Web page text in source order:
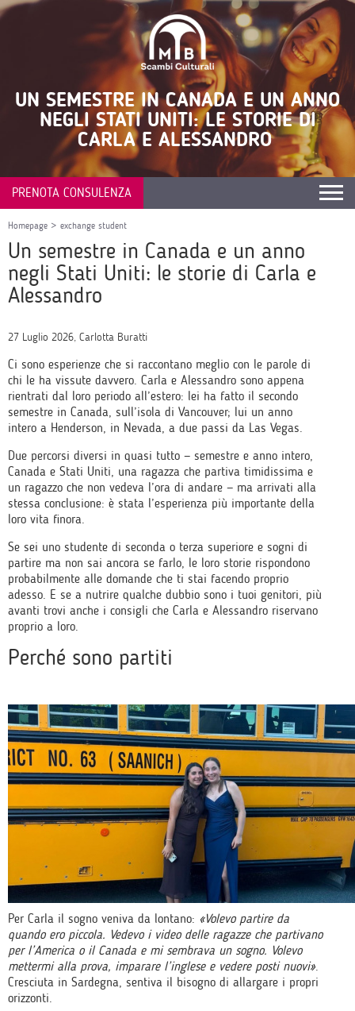
UN SEMESTRE IN CANADA E UN ANNO
NEGLI STATI UNITI: LE STORIE DI
CARLA E ALESSANDRO
PRENOTA CONSULENZA
Homepage > exchange student
Un semestre in Canada e un anno
negli Stati Uniti: le storie di Carla e
Alessandro
27 Luglio 2026, Carlotta Buratti
Ci sono esperienze che si raccontano meglio con le parole di
chi le ha vissute davvero. Carla e Alessandro sono appena
rientrati dal loro periodo all’estero: lei ha fatto il secondo
semestre in Canada, sull’isola di Vancouver; lui un anno
intero a Henderson, in Nevada, a due passi da Las Vegas.
Due percorsi diversi in quasi tutto — semestre e anno intero,
Canada e Stati Uniti, una ragazza che partiva timidissima e
un ragazzo che non vedeva l’ora di andare — ma arrivati alla
stessa conclusione: è stata l’esperienza più importante della
loro vita finora.
Se sei uno studente di seconda o terza superiore e sogni di
partire ma non sai ancora se farlo, le loro storie rispondono
probabilmente alle domande che ti stai facendo proprio
adesso. E se a nutrire qualche dubbio sono i tuoi genitori, più
avanti trovi anche i consigli che Carla e Alessandro riservano
proprio a loro.
Perché sono partiti
Per Carla il sogno veniva da lontano: «Volevo partire da
quando ero piccola. Vedevo i video delle ragazze che partivano
per l’America o il Canada e mi sembrava un sogno. Volevo
mettermi alla prova, imparare l’inglese e vedere posti nuovi».
Cresciuta in Sardegna, sentiva il bisogno di allargare i propri
orizzonti.